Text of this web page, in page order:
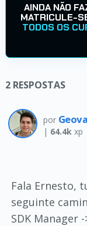
AINDA NÃO
MATRICULE-
TODOS OS
2 RESPOSTAS
por
| 64.4kxp
Fala Ernesto,
seguinte
SDK Manager